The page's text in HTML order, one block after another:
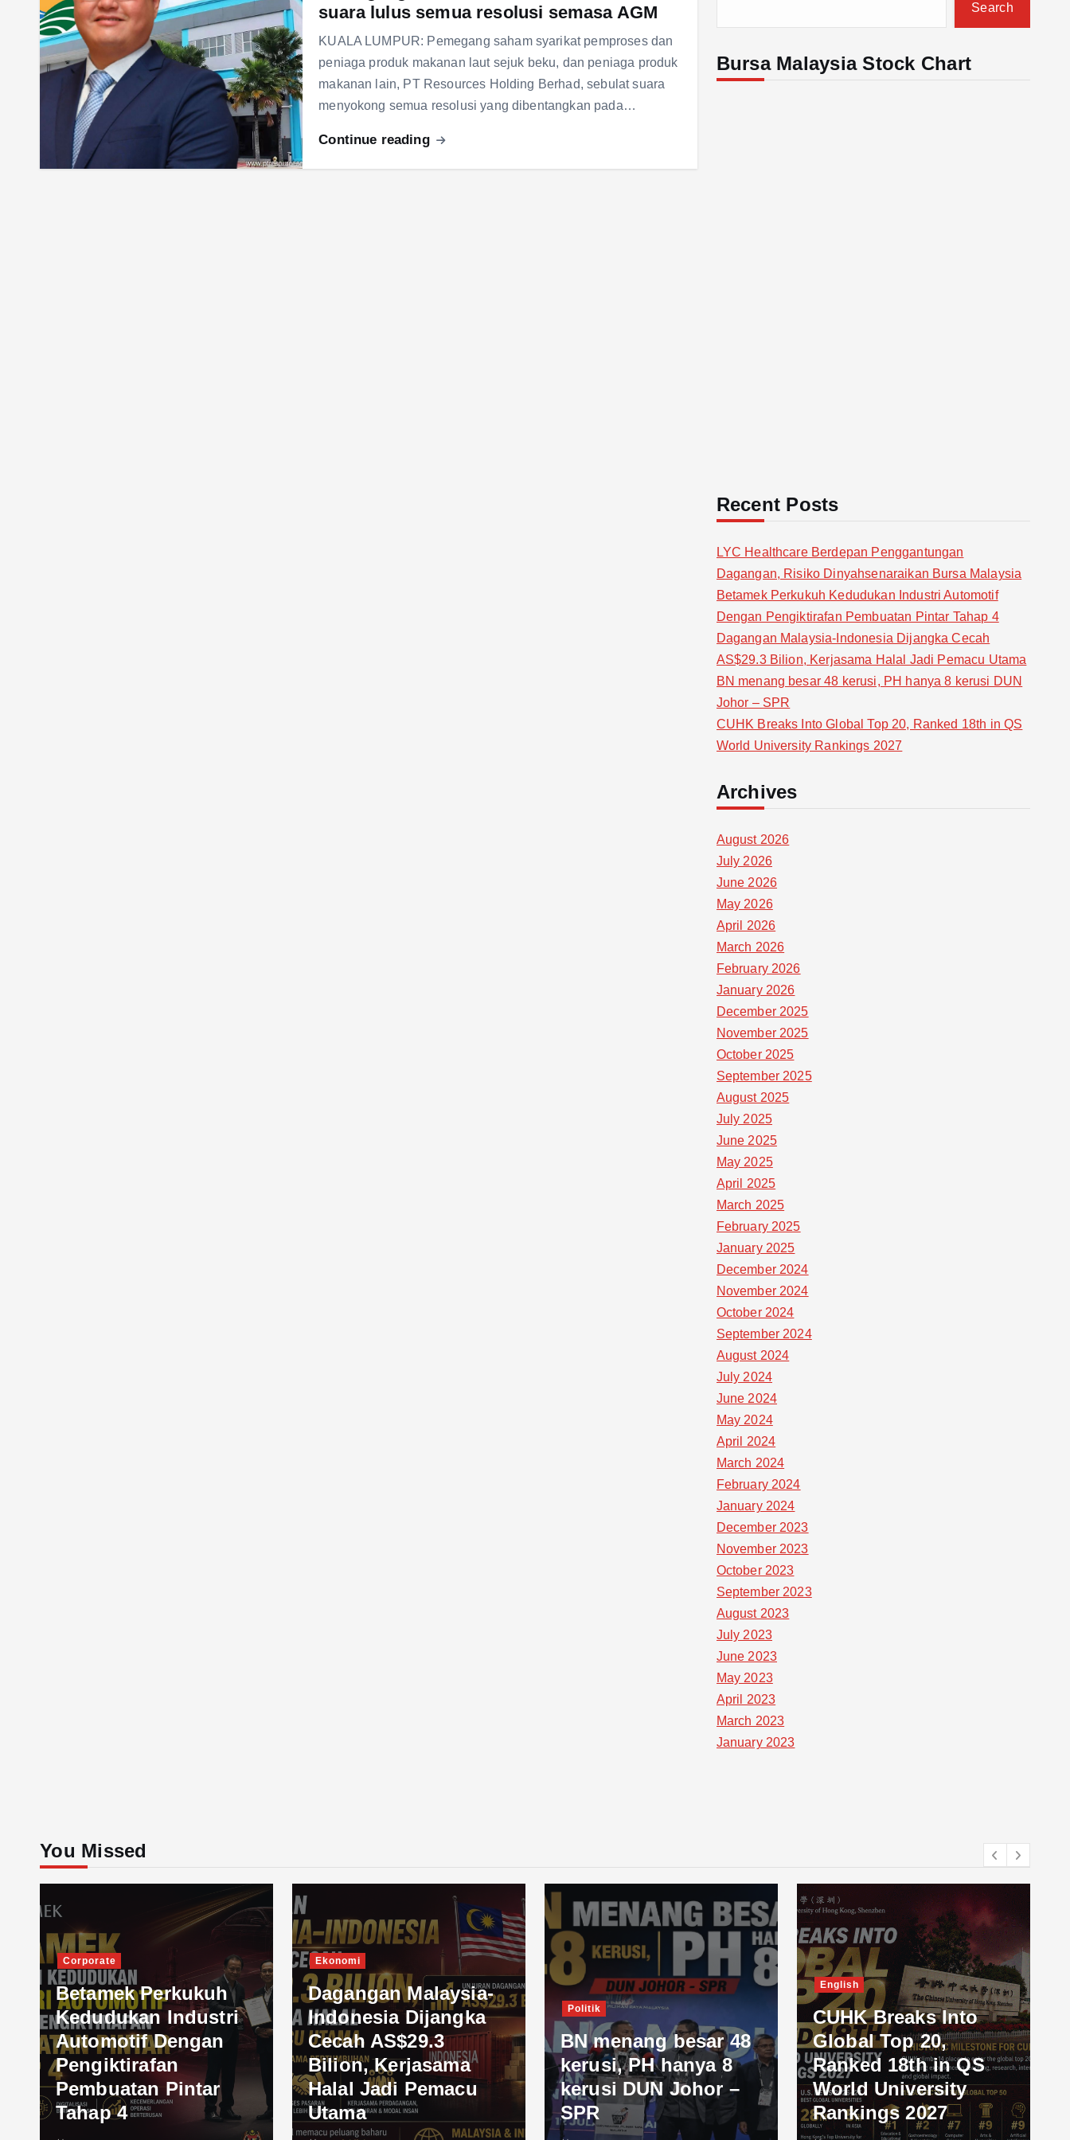
suara lulus semua resolusi semasa AGM
KUALA LUMPUR: Pemegang saham syarikat pemproses dan
peniaga produk makanan laut sejuk beku, dan peniaga produk
makanan lain, PT Resources Holding Berhad, sebulat suara
menyokong semua resolusi yang dibentangkan pada…
Continue reading
Search
Bursa Malaysia Stock Chart
Recent Posts
LYC Healthcare Berdepan Penggantungan
Dagangan, Risiko Dinyahsenaraikan Bursa Malaysia
Betamek Perkukuh Kedudukan Industri Automotif
Dengan Pengiktirafan Pembuatan Pintar Tahap 4
Dagangan Malaysia-Indonesia Dijangka Cecah
AS$29.3 Bilion, Kerjasama Halal Jadi Pemacu Utama
BN menang besar 48 kerusi, PH hanya 8 kerusi DUN
Johor – SPR
CUHK Breaks Into Global Top 20, Ranked 18th in QS
World University Rankings 2027
Archives
August 2026
July 2026
June 2026
May 2026
April 2026
March 2026
February 2026
January 2026
December 2025
November 2025
October 2025
September 2025
August 2025
July 2025
June 2025
May 2025
April 2025
March 2025
February 2025
January 2025
December 2024
November 2024
October 2024
September 2024
August 2024
July 2024
June 2024
May 2024
April 2024
March 2024
February 2024
January 2024
December 2023
November 2023
October 2023
September 2023
August 2023
July 2023
June 2023
May 2023
April 2023
March 2023
January 2023
You Missed
Corporate
Betamek Perkukuh
Kedudukan Industri
Automotif Dengan
Pengiktirafan
Pembuatan Pintar
Tahap 4
Ekonomi
Dagangan Malaysia-
Indonesia Dijangka
Cecah AS$29.3
Bilion, Kerjasama
Halal Jadi Pemacu
Utama
Politik
BN menang besar 48
kerusi, PH hanya 8
kerusi DUN Johor –
SPR
English
CUHK Breaks Into
Global Top 20,
Ranked 18th in QS
World University
Rankings 2027